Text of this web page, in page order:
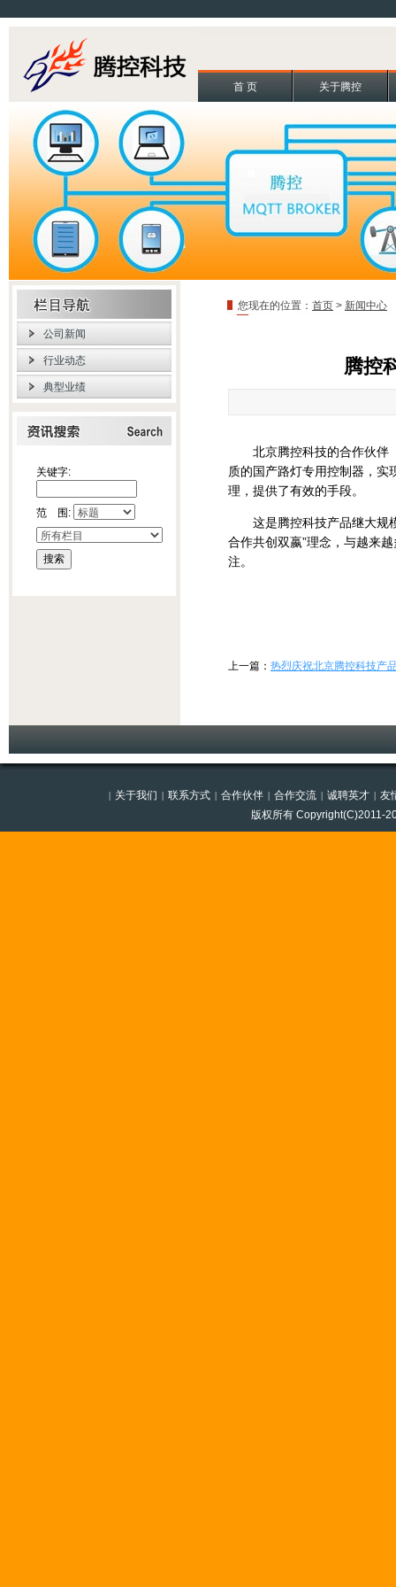
首 页 关于腾控
关键字:
范 围:
您现在的位置： 首页 > 新闻中心
公司新闻
行业动态
典型业绩
腾控
北京腾控科技的合作伙伴（
质的国产路灯专用控制器，
理，提供了有效的手段。
这是腾控科技产品继大规模
合作共创双嬴”理念，与越来
注。
上一篇： 热烈庆祝北京腾控科技产
| 关于我们 | 联系方式 | 合作伙伴 | 合作交流 | 诚聘英才 | 友
版权所有 Copyright(C)2011-